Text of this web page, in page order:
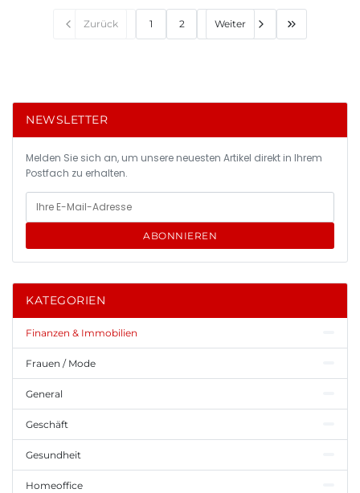
Zurück 1 2 Weiter
NEWSLETTER
Melden Sie sich an, um unsere neuesten Artikel direkt in Ihrem
Postfach zu erhalten.
ABONNIEREN
KATEGORIEN
Finanzen & Immobilien
Frauen / Mode
General
Geschäft
Gesundheit
Homeoffice